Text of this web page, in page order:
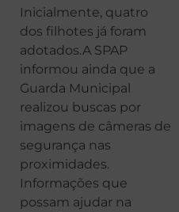
Inicialmente, quatro
dos filhotes já foram
adotados.A SPAP
informou ainda que a
Guarda Municipal
realizou buscas por
imagens de câmeras de
segurança nas
proximidades.
Informações que
possam ajudar na